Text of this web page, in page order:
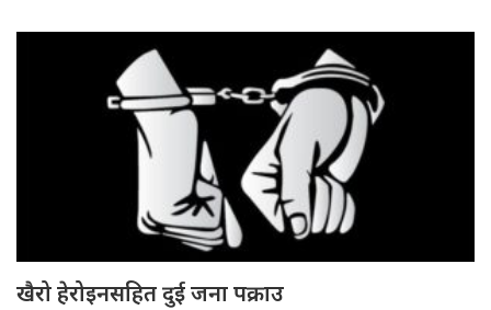
खैरो हेरोइनसहित दुई जना पक्राउ